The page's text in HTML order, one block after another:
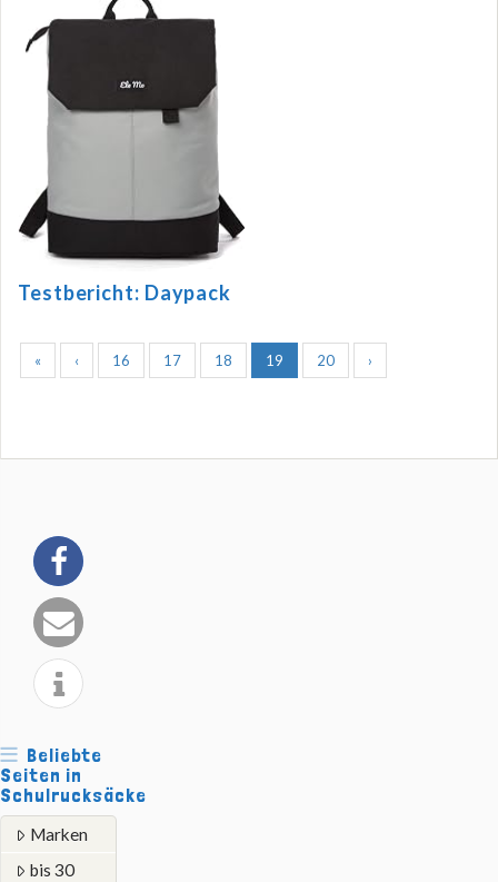
Testbericht: Daypack
« ‹ 16 17 18 19 20 ›
Beliebte
Seiten in
Schulrucksäcke
Marken
bis 30